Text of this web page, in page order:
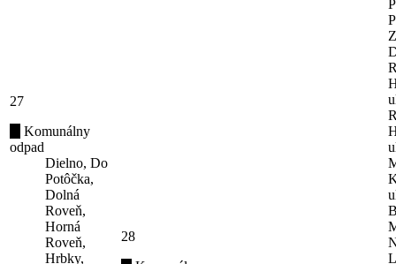
27
Komunálny
odpad
Dielno, Do
Potôčka,
Dolná
Roveň,
Horná
Roveň,
Hrbky,
28